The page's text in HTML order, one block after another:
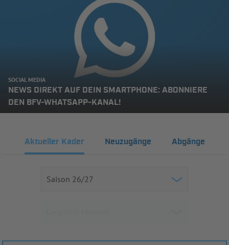
SOCIAL MEDIA
NEWS DIREKT AUF DEIN SMARTPHONE: ABONNIERE
DEN BFV-WHATSAPP-KANAL!
Aktueller Kader Neuzugänge Abgänge